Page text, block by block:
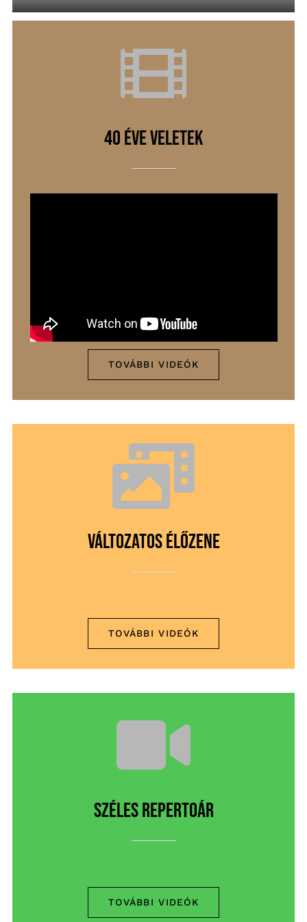
40 éve Veletek
TOVÁBBI VIDEÓK
Változatos élőzene
TOVÁBBI VIDEÓK
Széles repertoár
TOVÁBBI VIDEÓK